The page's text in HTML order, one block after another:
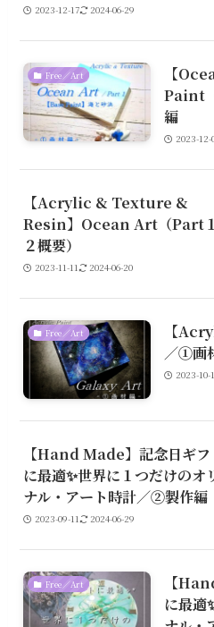
2023-12-17 2024-06-29
Free／Art
【
Paint
編
2023-12-
【Acrylic & Texture &
Resin】Ocean Art（Part
２概要）
2023-11-11 2024-06-20
Free／Art
【
／①画
2023-10-
【Hand Made】記念日ギフ
に最適✨世界に１つだけのオ
ナル・アート時計／②製作編
2023-09-11 2024-06-29
Free／Art
【
に最適